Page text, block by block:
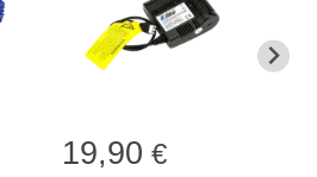
19,90 €